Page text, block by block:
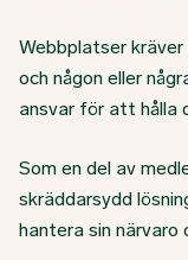
Webbplatser
och någon eller
ansvar för att hålla
Som en del av
skräddarsydd
hantera sin närvaro